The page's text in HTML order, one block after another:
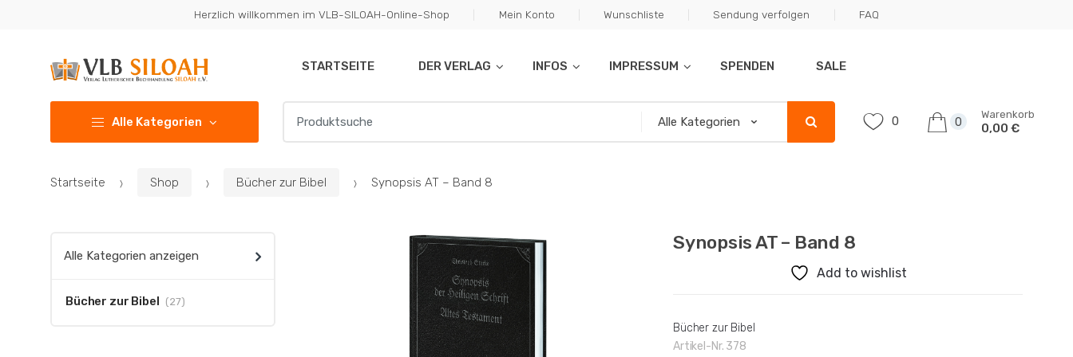
Herzlich willkommen im VLB-SILOAH-Online-Shop Mein Konto Wunschliste Sendung verfolgen FAQ
STARTSEITE DER VERLAG INFOS IMPRESSUM SPENDEN SALE
Alle Kategorien
nach:
0 0
Warenkorb
0,00 €
Startseite Shop Bücher zur Bibel Synopsis AT – Band 8
Synopsis AT – Band 8
Add to wishlist
Bücher zur Bibel
Artikel-Nr. 378
Alle Kategorien anzeigen
Bücher zur Bibel (27)